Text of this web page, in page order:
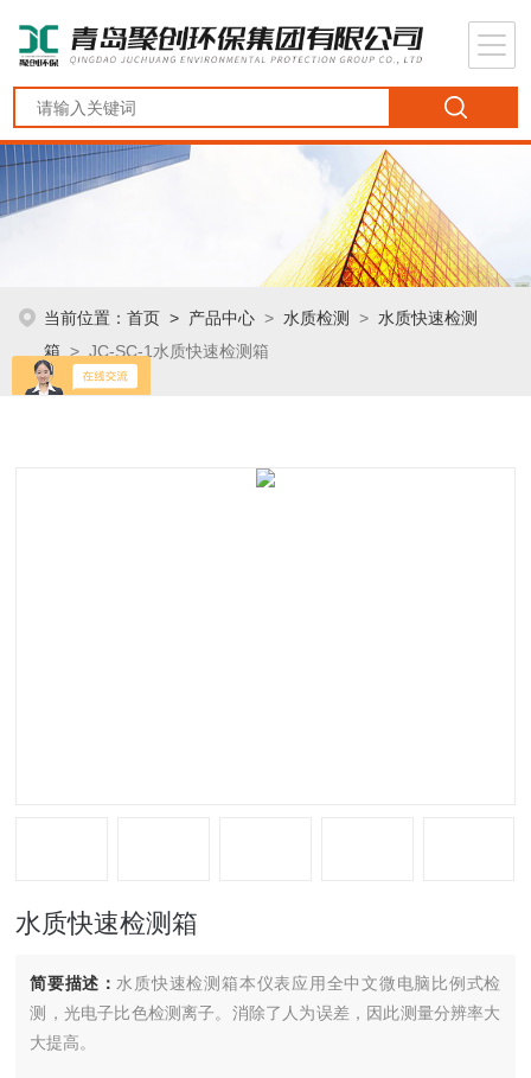
当前位置：首页 > 产品中心 >水质检测 >水质快速检测
箱 > JC-SC-1水质快速检测箱
水质快速检测箱
简要描述： 水质快速检测箱本仪表应用全中文微电脑比例式检
测，光电子比色检测离子。消除了人为误差，因此测量分辨率大
大提高。